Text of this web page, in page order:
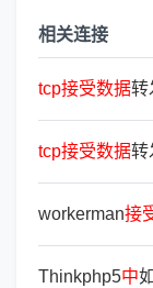
相关连接
tcp接受数据转
tcp接受数据转
workerman接
Thinkphp5中